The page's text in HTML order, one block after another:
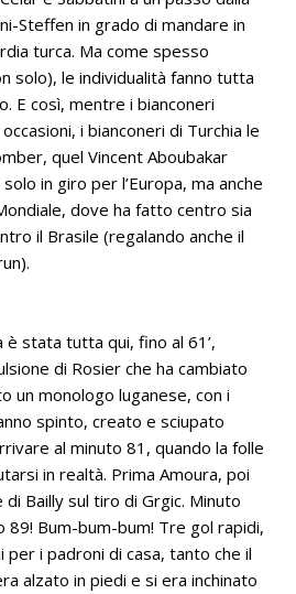
Steffen in grado di mandare in
turca. Ma come spesso
solo), le individualità fanno tutta
E così, mentre i bianconeri
i bianconeri di Turchia le
quel Vincent Aboubakar
in giro per l’Europa, ma anche
dove ha fatto centro sia
il Brasile (regalando anche il
è stata tutta qui, fino al 61’,
di Rosier che ha cambiato
un monologo luganese, con i
spinto, creato e sciupato
al minuto 81, quando la folle
in realtà. Prima Amoura, poi
di Bailly sul tiro di Grgic. Minuto
89! Bum-bum-bum! Tre gol rapidi,
i padroni di casa, tanto che il
alzato in piedi e si era inchinato